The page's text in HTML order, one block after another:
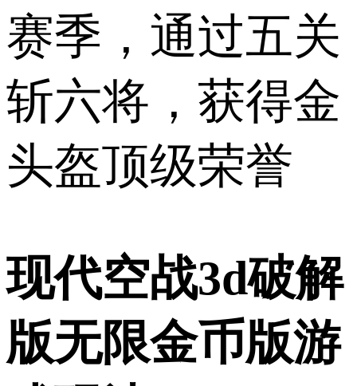
赛季，通过五关
斩六将，获得金
头盔顶级荣誉
现代空战3d破解
版无限金币版游